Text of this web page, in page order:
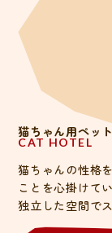
猫ちゃん用ペッ
CAT HOTEL
猫ちゃんの性格
ことを心掛けてい
独立した空間で